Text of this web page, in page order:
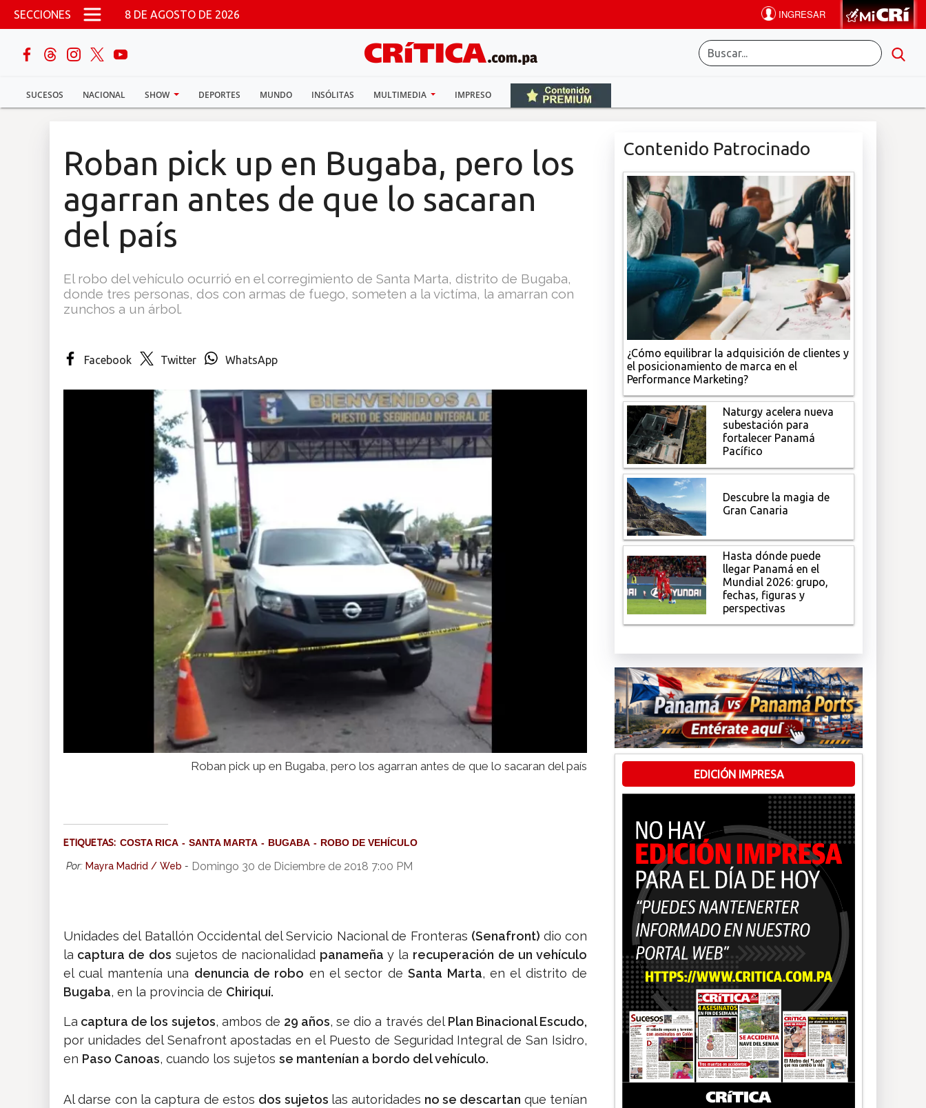
Pasar al contenido principal
SECCIONES 8 DE AGOSTO DE 2026
SUCESOS NACIONAL SHOW DEPORTES MUNDO INSÓLITAS MULTIMEDIA IMPRESO
buscar
Sucesos
Roban pick up en Bugaba, pero los
agarran antes de que lo sacaran
del país
El robo del vehículo ocurrió en el corregimiento de Santa Marta, distrito de Bugaba,
donde tres personas, dos con armas de fuego, someten a la victíma, la amarran con
zunchos a un árbol.
Facebook Twitter WhatsApp
Roban pick up en Bugaba, pero los agarran antes de que lo sacaran del país
ETIQUETAS: COSTA RICA SANTA MARTA BUGABA ROBO DE VEHÍCULO
Por: Mayra Madrid / Web - Domingo 30 de Diciembre de 2018 7:00 PM
Unidades del Batallón Occidental del Servicio Nacional de Fronteras (Senafront) dio con
la captura de dos sujetos de nacionalidad panameña y la recuperación de un vehículo
el cual mantenía una denuncia de robo en el sector deSanta Marta, en el distrito de
Bugaba, en la provincia de Chiriquí.
La captura de los sujetos, ambos de 29 años, se dio a través delPlan Binacional Escudo,
por unidades del Senafront apostadas en el Puesto de Seguridad Integral de San Isidro,
en Paso Canoas, cuando los sujetos se mantenían a bordo del vehículo.
Al darse con la captura de estos dos sujetos las autoridades no se descartan que tenían
Contenido Patrocinado
¿Cómo equilibrar la adquisición de clientes y
el posicionamiento de marca en el
Performance Marketing?
Naturgy acelera nueva
subestación para
fortalecer Panamá
Pacífico
Descubre la magia de
Gran Canaria
Hasta dónde puede
llegar Panamá en el
Mundial 2026: grupo,
fechas, figuras y
perspectivas
EDICIÓN IMPRESA